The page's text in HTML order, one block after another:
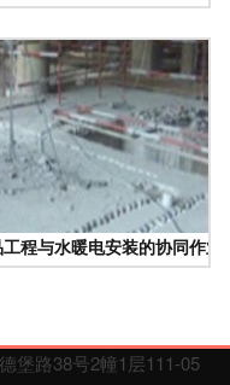
程与水暖电安装的协同作业
堡路38号2幢1层111-05